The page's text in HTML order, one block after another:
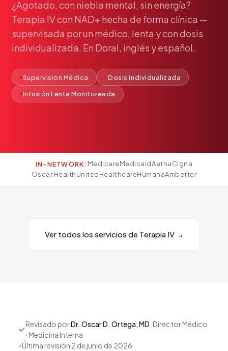
Pediatría
Salud del Adolescente
Salud de la Mujer
Medicina Concierge
Guía de Medicamentos
Pruebas Genéticas
Terapia con Péptidos
Todos los Servicios
Depresión
Trastorno Bipolar
¿Agotado, con niebla mental, sin energía?
Terapia IVcon NAD+ hecha de forma clínica —
supervisada porun médico, lenta ycondosis
individualizada. En Doral, inglés yespañol.
Supervisión Médica Dosis Individualizada
Infusión Lenta Monitoreada
IN-NETWORK: MedicareMedicaidAetnaCigna
Oscar HealthUnitedHealthcareHumanaAmbetter
Ver todos los servicios de Terapia IV→
Revisado porDr. Oscar D. Ortega, MD , Director Médico
· Medicina Interna
•Última revisión 2 de junio de 2026